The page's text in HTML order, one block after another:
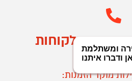
ושירות לקוחות
03-
מוקד הזמנות: